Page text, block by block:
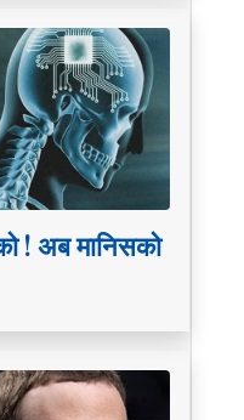
! अब मानिसको